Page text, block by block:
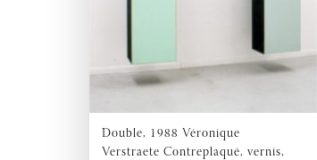
Double, 1988 Véronique
Verstraete Contreplaqué, vernis,